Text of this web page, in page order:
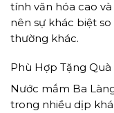
tính văn hóa cao
nên sự khác biệt
thường khác.
Phù Hợp Tặng
Nước mắm Ba
trong nhiều dịp